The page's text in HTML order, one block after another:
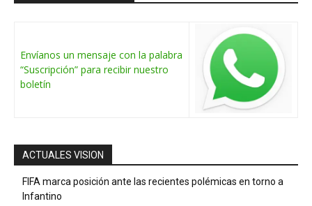
Envíanos un mensaje con la palabra
“Suscripción” para recibir nuestro
boletín
ACTUALES VISION
FIFA marca posición ante las recientes polémicas en torno a
Infantino